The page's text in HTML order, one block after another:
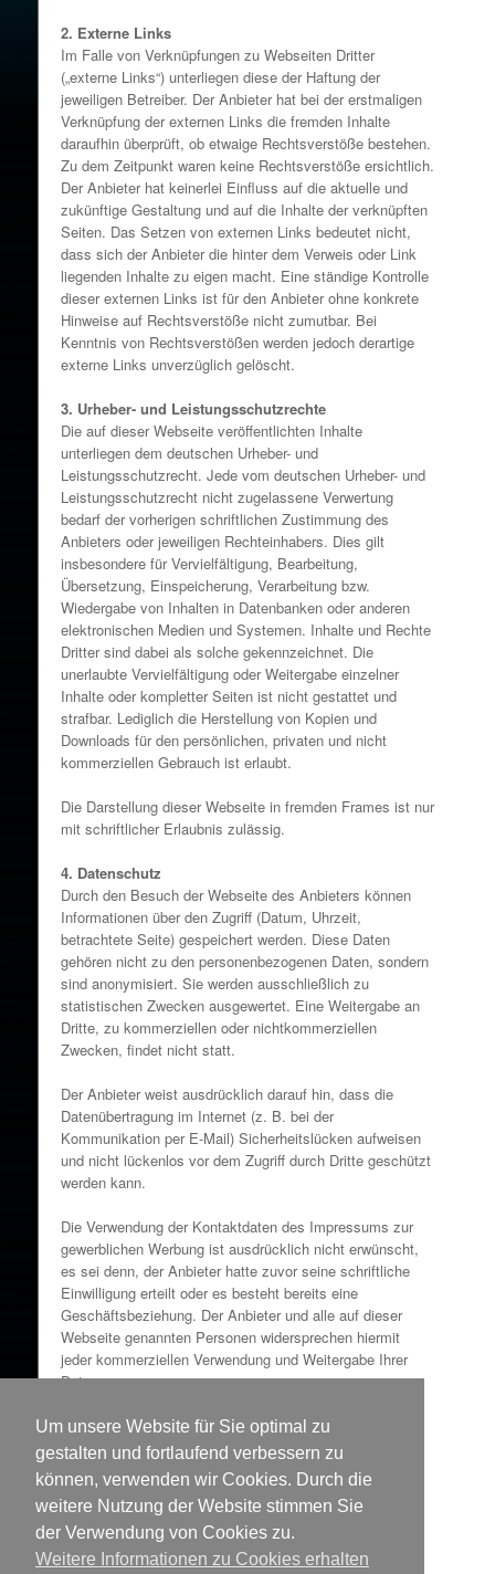
2. Externe Links
Im Falle von Verknüpfungen zu Webseiten Dritter
(„externe Links“) unterliegen diese der Haftung der
jeweiligen Betreiber. Der Anbieter hat bei der erstmaligen
Verknüpfung der externen Links die fremden Inhalte
daraufhin überprüft, ob etwaige Rechtsverstöße bestehen.
Zu dem Zeitpunkt waren keine Rechtsverstöße ersichtlich.
Der Anbieter hat keinerlei Einfluss auf die aktuelle und
zukünftige Gestaltung und auf die Inhalte der verknüpften
Seiten. Das Setzen von externen Links bedeutet nicht,
dass sich der Anbieter die hinter dem Verweis oder Link
liegenden Inhalte zu eigen macht. Eine ständige Kontrolle
dieser externen Links ist für den Anbieter ohne konkrete
Hinweise auf Rechtsverstöße nicht zumutbar. Bei
Kenntnis von Rechtsverstößen werden jedoch derartige
externe Links unverzüglich gelöscht.
3. Urheber- und Leistungsschutzrechte
Die auf dieser Webseite veröffentlichten Inhalte
unterliegen dem deutschen Urheber- und
Leistungsschutzrecht. Jede vom deutschen Urheber- und
Leistungsschutzrecht nicht zugelassene Verwertung
bedarf der vorherigen schriftlichen Zustimmung des
Anbieters oder jeweiligen Rechteinhabers. Dies gilt
insbesondere für Vervielfältigung, Bearbeitung,
Übersetzung, Einspeicherung, Verarbeitung bzw.
Wiedergabe von Inhalten in Datenbanken oder anderen
elektronischen Medien und Systemen. Inhalte und Rechte
Dritter sind dabei als solche gekennzeichnet. Die
unerlaubte Vervielfältigung oder Weitergabe einzelner
Inhalte oder kompletter Seiten ist nicht gestattet und
strafbar. Lediglich die Herstellung von Kopien und
Downloads für den persönlichen, privaten und nicht
kommerziellen Gebrauch ist erlaubt.
Die Darstellung dieser Webseite in fremden Frames ist nur
mit schriftlicher Erlaubnis zulässig.
4. Datenschutz
Durch den Besuch der Webseite des Anbieters können
Informationen über den Zugriff (Datum, Uhrzeit,
betrachtete Seite) gespeichert werden. Diese Daten
gehören nicht zu den personenbezogenen Daten, sondern
sind anonymisiert. Sie werden ausschließlich zu
statistischen Zwecken ausgewertet. Eine Weitergabe an
Dritte, zu kommerziellen oder nichtkommerziellen
Zwecken, findet nicht statt.
Der Anbieter weist ausdrücklich darauf hin, dass die
Datenübertragung im Internet (z. B. bei der
Kommunikation per E-Mail) Sicherheitslücken aufweisen
und nicht lückenlos vor dem Zugriff durch Dritte geschützt
werden kann.
Die Verwendung der Kontaktdaten des Impressums zur
gewerblichen Werbung ist ausdrücklich nicht erwünscht,
es sei denn, der Anbieter hatte zuvor seine schriftliche
Einwilligung erteilt oder es besteht bereits eine
Geschäftsbeziehung. Der Anbieter und alle auf dieser
Webseite genannten Personen widersprechen hiermit
jeder kommerziellen Verwendung und Weitergabe Ihrer
Daten.
5. Besondere Nutzungsbedingungen
Soweit besondere Bedingungen für einzelne Nutzungen
dieser Website von den vorgenannten Nummern 1. bis 4.
abweichen, wird an entsprechender Stelle ausdrücklich
darauf hingewiesen. In diesem Falle gelten im jeweiligen
Einzelfall die besonderen Nutzungsbedingungen.
Um unsere Website für Sie optimal zu
gestalten und fortlaufend verbessern zu
können, verwenden wir Cookies. Durch die
weitere Nutzung der Website stimmen Sie
der Verwendung von Cookies zu.
Weitere Informationen zu Cookies erhalten